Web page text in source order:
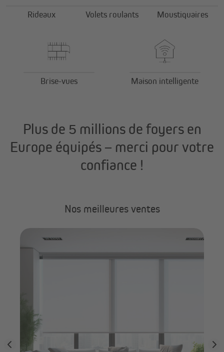
Rideaux Volets roulants Moustiquaires
Brise-vues Maison intelligente
Plus de 5 millions de foyers en
Europe équipés – merci pour votre
confiance !
Nos meilleures ventes